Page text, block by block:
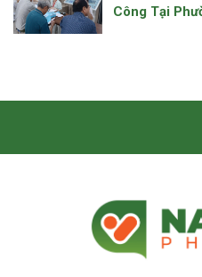
Công Tại